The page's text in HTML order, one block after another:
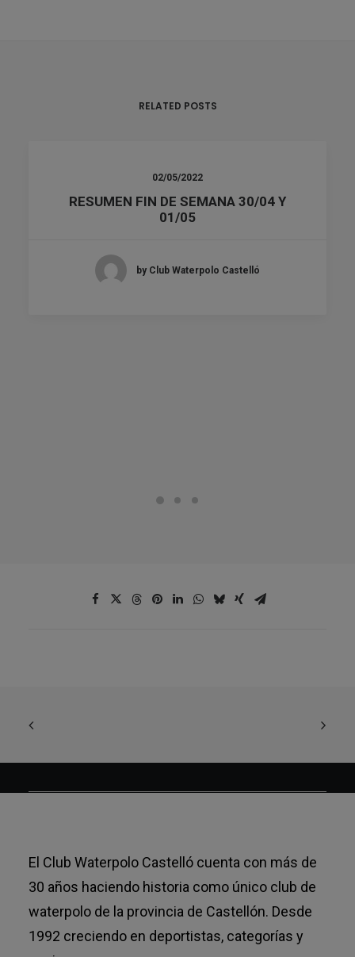
RELATED POSTS
02/05/2022
RESUMEN FIN DE SEMANA 30/04 Y
01/05
by Club Waterpolo Castelló
El Club Waterpolo Castelló cuenta con más de
30 años haciendo historia como único club de
waterpolo de la provincia de Castellón. Desde
1992 creciendo en deportistas, categorías y